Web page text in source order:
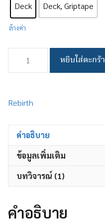
Deck Deck, Griptape
ล้างค่า
(Deck)
หยิบใส่ตะกร้า
Rebirth
คำอธิบาย
ข้อมูลเพิ่มเติม
บทวิจารณ์ (1)
คำอธิบาย